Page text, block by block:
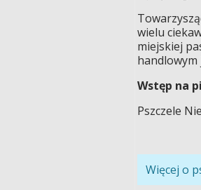
wielu
miejskiej
handlowym
Wstęp na
Pszczele
Więcej o